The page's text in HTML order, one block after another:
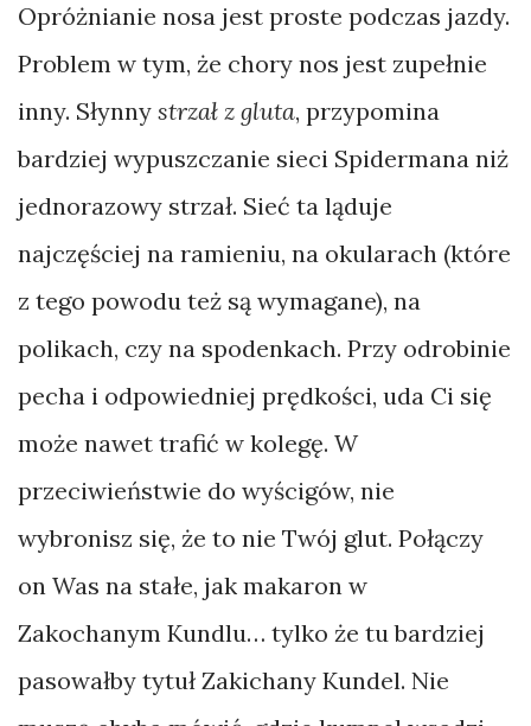
Opróżnianie nosa jest proste podczas jazdy.
Problem w tym, że chory nos jest zupełnie
inny. Słynny strzał z gluta, przypomina
bardziej wypuszczanie sieci Spidermana niż
jednorazowy strzał. Sieć ta ląduje
najczęściej na ramieniu, na okularach (które
z tego powodu też są wymagane), na
polikach, czy na spodenkach. Przy odrobinie
pecha i odpowiedniej prędkości, uda Ci się
może nawet trafić w kolegę. W
przeciwieństwie do wyścigów, nie
wybronisz się, że to nie Twój glut. Połączy
on Was na stałe, jak makaron w
Zakochanym Kundlu… tylko że tu bardziej
pasowałby tytuł Zakichany Kundel. Nie